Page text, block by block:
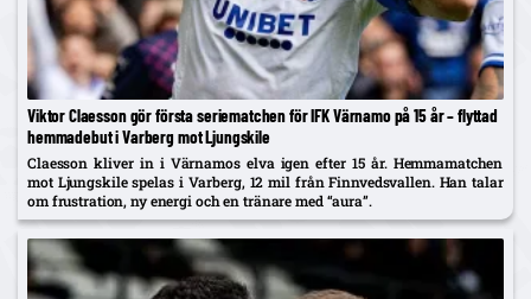
Viktor Claesson gör första seriematchen för IFK Värnamo på 15 år – flyttad
hemmadebut i Varberg mot Ljungskile
Claesson kliver in i Värnamos elva igen efter 15 år. Hemmamatchen
mot Ljungskile spelas i Varberg, 12 mil från Finnvedsvallen. Han talar
om frustration, ny energi och en tränare med “aura”.